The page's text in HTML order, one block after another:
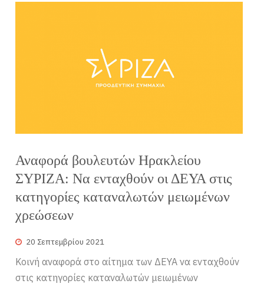
Αναφορά βουλευτών Ηρακλείου
ΣΥΡΙΖΑ: Να ενταχθούν οι ΔΕΥΑ στις
κατηγορίες καταναλωτών μειωμένων
χρεώσεων
20 Σεπτεμβρίου 2021
Κοινή αναφορά στο αίτημα των ΔΕΥΑ να ενταχθούν
στις κατηγορίες καταναλωτών μειωμένων